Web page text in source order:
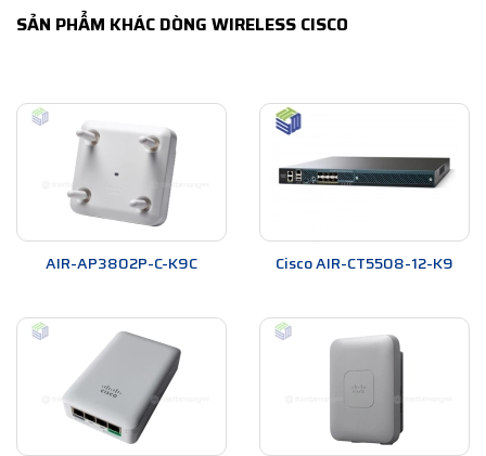
SẢN PHẨM KHÁC DÒNG WIRELESS CISCO
AIR-AP3802P-C-K9C Cisco AIR-CT5508-12-K9